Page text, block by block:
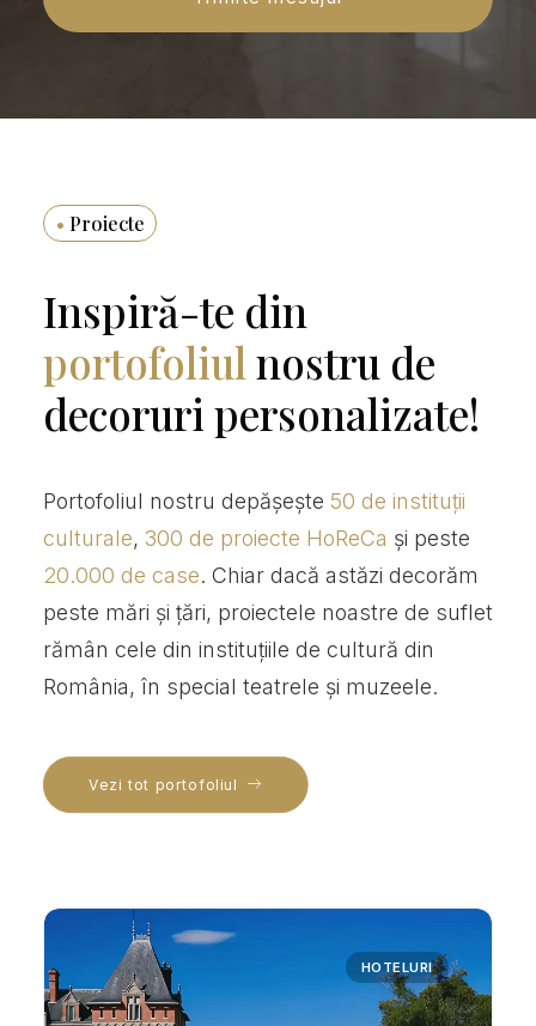
• Proiecte
Inspiră-te din
portofoliul nostru de
decoruri personalizate!
Portofoliul nostru depășește 50 de instituții
culturale, 300 de proiecte HoReCa și peste
20.000 de case. Chiar dacă astăzi decorăm
peste mări și țări, proiectele noastre de suflet
rămân cele din instituțiile de cultură din
România, în special teatrele și muzeele.
Vezi tot portofoliul
HOTELURI